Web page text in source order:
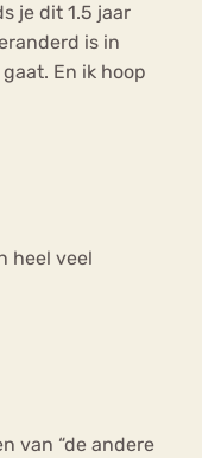
je dit 1.5 jaar
is in
En ik hoop
heel veel
van “de andere